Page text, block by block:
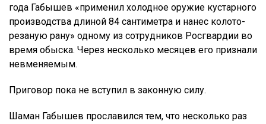
года Габышев «применил холодное оружие кустарного
производства длиной 84 сантиметра и нанес колото-
резаную рану» одному из сотрудников Росгвардии во
время обыска. Через несколько месяцев его признали
невменяемым.
Приговор пока не вступил в законную силу.
Шаман Габышев прославился тем, что несколько раз